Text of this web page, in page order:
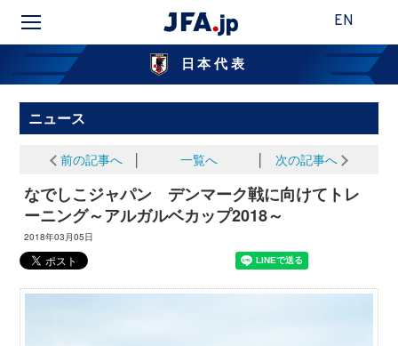
EN
日本代表
ニュース
前の記事へ 一覧へ 次の記事へ
なでしこジャパン デンマーク戦に向けてトレ
ーニング～アルガルベカップ2018～
2018年03月05日